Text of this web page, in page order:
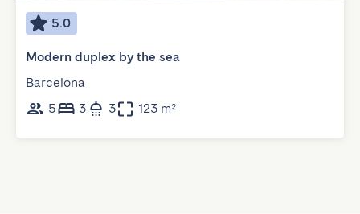
5.0
Modern duplex by the sea
Barcelona
5
3 3 123 m²